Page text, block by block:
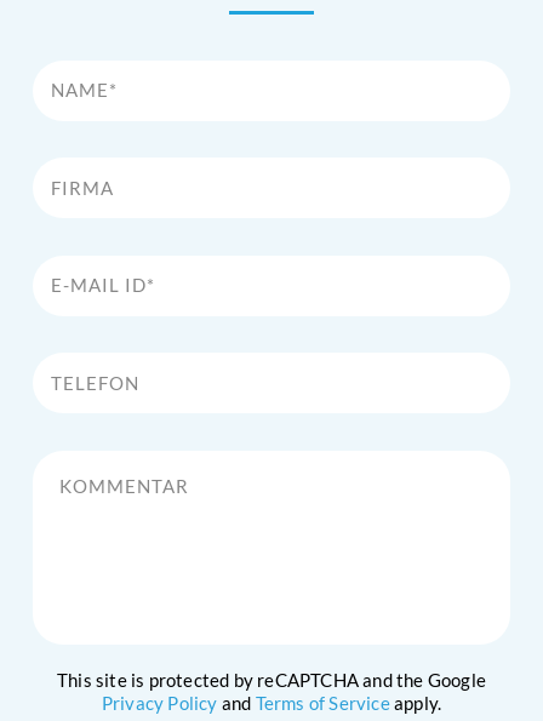
This site is protected by reCAPTCHA and the Google
Privacy Policy and Terms of Serviceapply.